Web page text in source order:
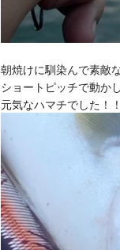
朝焼けに馴染んで素敵
ショートピッチで動か
元気なハマチでした！！